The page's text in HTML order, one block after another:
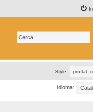
Style:
Idioma: